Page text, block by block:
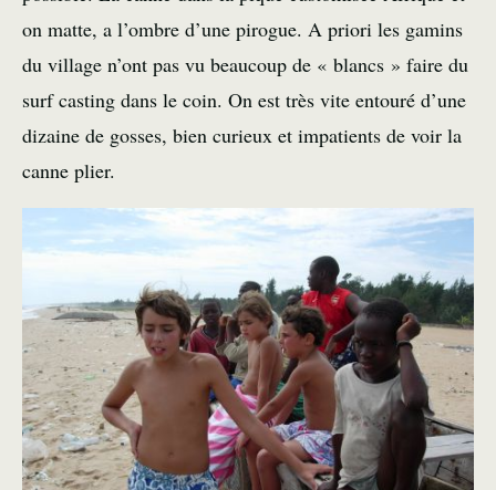
on matte, a l’ombre d’une pirogue. A priori les gamins
du village n’ont pas vu beaucoup de « blancs » faire du
surf casting dans le coin. On est très vite entouré d’une
dizaine de gosses, bien curieux et impatients de voir la
canne plier.